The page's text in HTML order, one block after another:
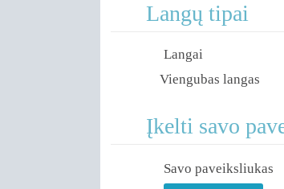
Langų tipai
Langai
Viengubas langas
Įkelti savo
Savo paveiksliukas